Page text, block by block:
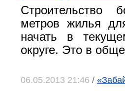
Строительство
метров жилья
начать в
округе. Это в
06.05.2013 21:46 /